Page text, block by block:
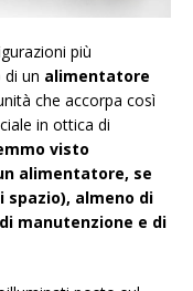
più
un alimentatore
che accorpa così
in ottica di
visto
alimentatore, se
almeno di
manutenzione e di